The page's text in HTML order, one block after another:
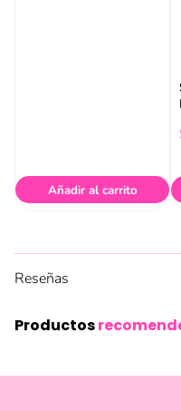
Añadir al carrito
Reseñas
Productos